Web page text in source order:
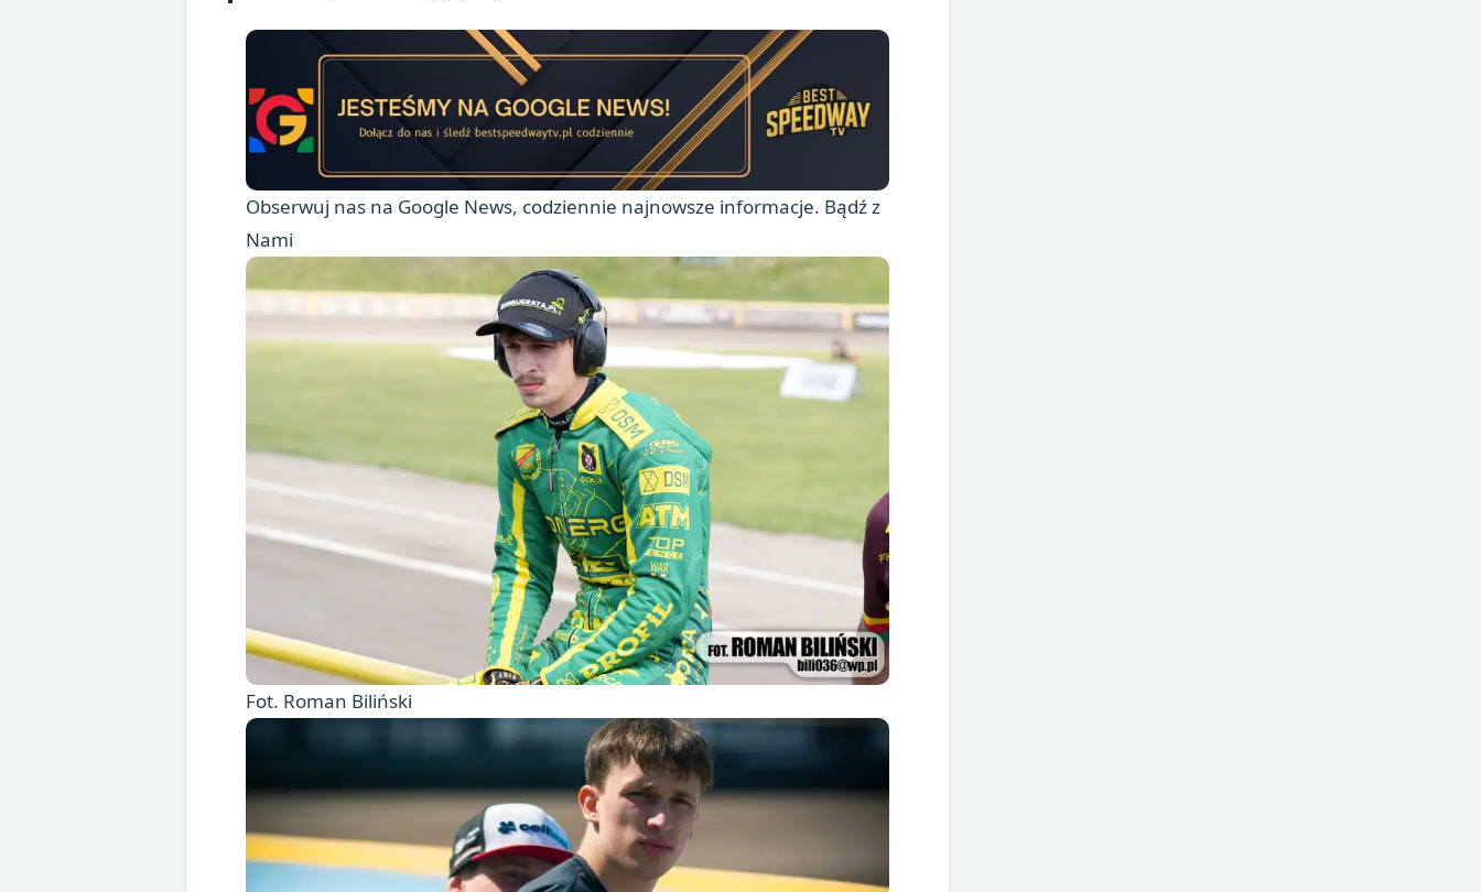
Obserwuj nas na Google News, codziennie najnowsze informacje. Bądź z
Nami
Fot. Roman Biliński